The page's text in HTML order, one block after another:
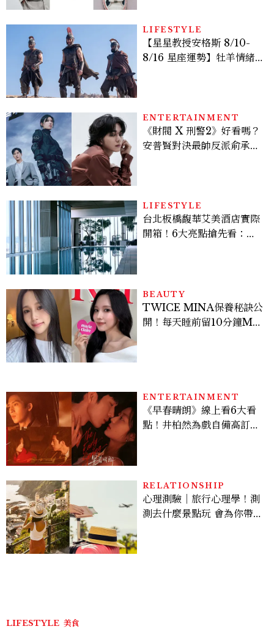
LIFESTYLE
【星星教授安格斯 8/10-
8/16 星座運勢】牡羊情緒
ENTERTAINMENT
《財閥 X 刑警2》好看嗎？
安普賢對決最帥反派俞承
多大？
LIFESTYLE
台北板橋馥華艾美酒店實際
開箱！6大亮點搶先看：新
BEAUTY
TWICE MINA保養秘訣公
開！每天睡前留10分鐘ME
ENTERTAINMENT
《早春晴朗》線上看6大看
點！井柏然為戲自備高訂，
RELATIONSHIP
心理測驗｜旅行心理學！測
測去什麼景點玩 會為你帶來
LIFESTYLE 美食